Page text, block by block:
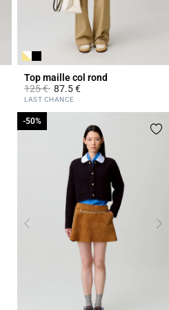
Top maille col rond
Prix réduit à partir de
125 €à87.5 €
5 out of 5 Customer Rating
LAST CHANCE
-50%
-50%